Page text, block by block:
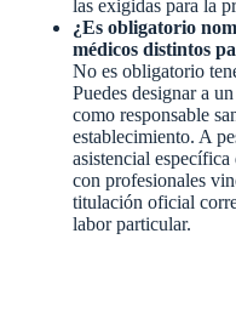
las exigidas para la
¿Es obligatorio
médicos distintos
No es obligatorio
Puedes designar a
como responsable
establecimiento. A
asistencial
con profesionales
titulación oficial
labor particular.